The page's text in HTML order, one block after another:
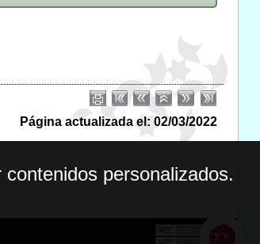
Página actualizada el: 02/03/2022
personalizados.